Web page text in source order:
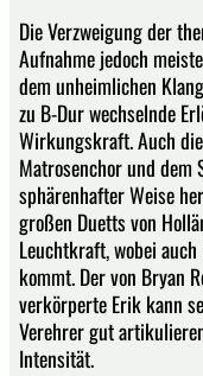
Die Verzweigung der
Aufnahme jedoch
dem unheimlichen
zu B-Dur wechselnde
Wirkungskraft. Auch
Matrosenchor und dem
sphärenhafter Weise
großen Duetts von
Leuchtkraft, wobei
kommt. Der von Bryan
verkörperte Erik kann
Verehrer gut
Intensität.